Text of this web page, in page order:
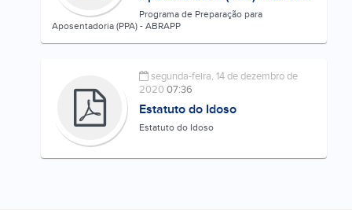
Programa de Preparação para
Aposentadoria (PPA) - ABRAPP
segunda-feira, 14 de dezembro de
202007:36
Estatuto do Idoso
Estatuto do Idoso